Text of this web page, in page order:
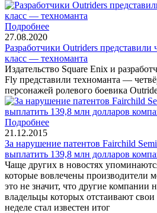
Подробнее
27.08.2020
Разработчики Outriders представили
класс — техноманта
Издательство Square Enix и
Fly представили техноманта —
персонажей ролевого боевика
Подробнее
21.12.2015
За нарушение патентов Fairchild
выплатить 139,8 млн долларов
Чаще других в новостях
которые вовлечены производители
это не значит, что другие компании
владельцы которых отстаивают свои
неделе стал известен итог